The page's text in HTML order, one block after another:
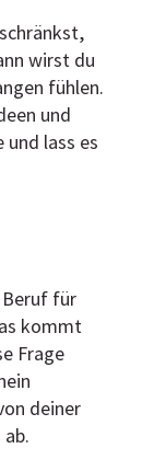
wirst du
fühlen.
und
und lass es
Beruf für
kommt
Frage
deiner